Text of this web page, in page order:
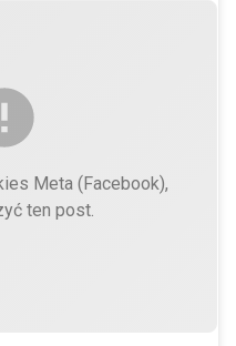
Meta (Facebook),
ten post.